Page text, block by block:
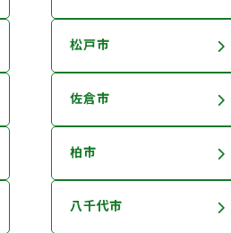
松戸市
佐倉市
柏市
八千代市